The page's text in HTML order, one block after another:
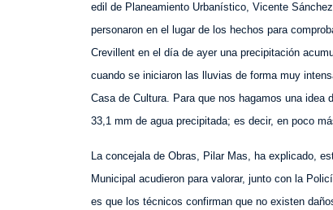
edil de Planeamiento Urbanístico, Vicente
personaron en el lugar de los hechos para
Crevillent en el día de ayer una precipitación
cuando se iniciaron las lluvias de forma muy
Casa de Cultura. Para que nos hagamos una
33,1 mm de agua precipitada; es decir, en poco
La concejala de Obras, Pilar Mas, ha explicado,
Municipal acudieron para valorar, junto con la
es que los técnicos confirman que no existen